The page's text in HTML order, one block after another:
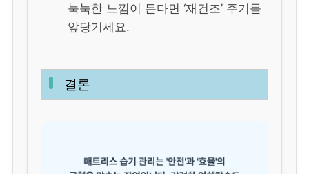
눅눅한 느낌이 든다면 ‘재건조’ 주기를
앞당기세요.
결론